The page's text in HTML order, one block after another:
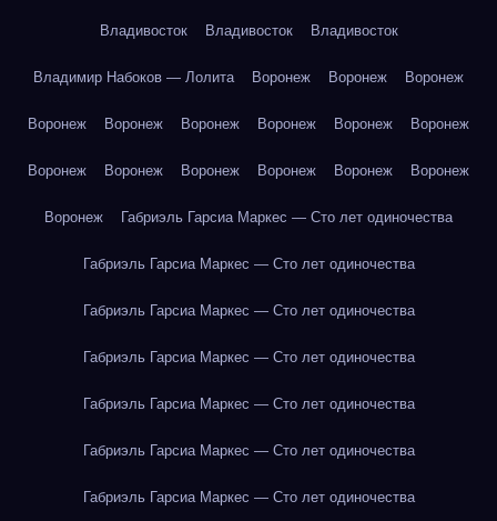
Владивосток Владивосток Владивосток
Владимир Набоков — Лолита Воронеж Воронеж Воронеж
Воронеж Воронеж Воронеж Воронеж Воронеж Воронеж
Воронеж Воронеж Воронеж Воронеж Воронеж Воронеж
Воронеж Габриэль Гарсиа Маркес — Сто лет одиночества
Габриэль Гарсиа Маркес — Сто лет одиночества
Габриэль Гарсиа Маркес — Сто лет одиночества
Габриэль Гарсиа Маркес — Сто лет одиночества
Габриэль Гарсиа Маркес — Сто лет одиночества
Габриэль Гарсиа Маркес — Сто лет одиночества
Габриэль Гарсиа Маркес — Сто лет одиночества